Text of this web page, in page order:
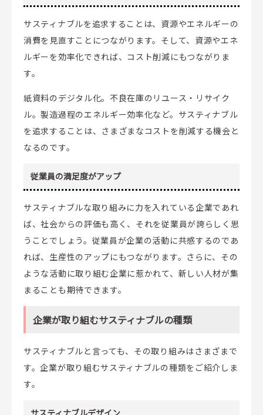
サスティナブルを追求することは、資源やエネルギーの
消費を見直すことにつながります。そして、資源やエネ
ルギーを効率化できれば、コスト削減にもつながりま
す。
紙資料のデジタル化。不良在庫のリユース・リサイク
ル。製造過程のエネルギー効率化など。サスティナブル
を追求することは、さまざまなコストを削減する機会と
なるのです。
従業員の満足度がアップ
サスティナブルな取り組みに力を入れている企業であれ
ば、社会からの評価も高く、それを従業員が誇らしく思
うことでしょう。従業員が企業の活動に共感するのであ
れば、生産性のアップにもつながります。さらに、その
ような活動に取り組む企業に惹かれて、新しい人材が集
まることも期待できます。
企業が取り組むサスティナブルの種類
サスティナブルと言っても、その取り組みはさまざまで
す。企業が取り組むサスティナブルの種類をご紹介しま
す。